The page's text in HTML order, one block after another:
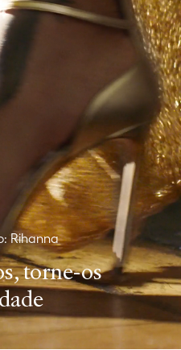
Rihanna
torne-os